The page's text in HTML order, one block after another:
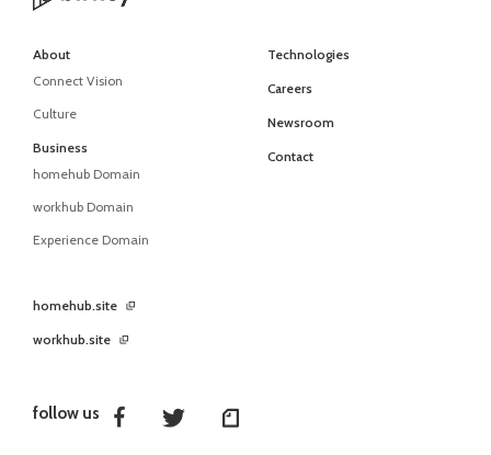
follow us
About
Connect Vision
Culture
Business
homehub Domain
workhub Domain
Experience Domain
Technologies
Careers
Newsroom
Contact
homehub.site
workhub.site